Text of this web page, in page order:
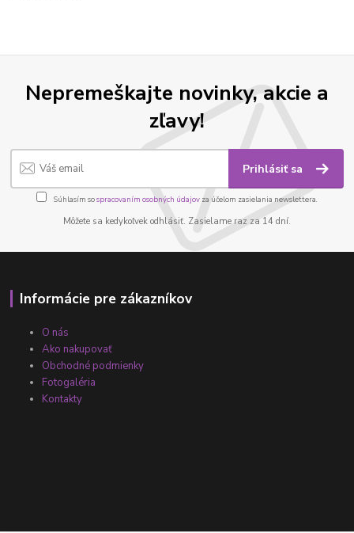
Nepremeškajte novinky, akcie a
zľavy!
Prihlásiť sa
Súhlasím sospracovaním osobných údajov za účelom zasielania newslettera.
Môžete sa kedykoľvek odhlásiť. Zasielame raz za 14 dní.
Informácie pre zákazníkov
O nás
Ako nakupovať
Obchodné podmienky
Fotogaléria
Kontakty